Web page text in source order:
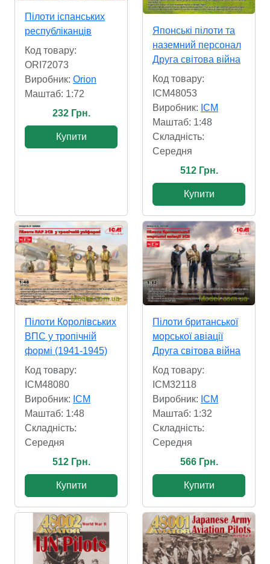
Пілоти іспанських
республіканців
Код товару:
ORI72073
Виробник: Orion
Маштаб: 1:72
232 Грн.
Купити
Японські пілоти та
наземний персонал
Друга світова війна
Код товару:
ICM48053
Виробник: ICM
Маштаб: 1:48
Складність:
Cередня
512 Грн.
Купити
Пілоти Королівських
ВПС у тропічній
формі (1941-1945)
Код товару:
ICM48080
Виробник: ICM
Маштаб: 1:48
Складність:
Cередня
512 Грн.
Купити
Пілоти британської
морської авіації
Друга світова війна
Код товару:
ICM32118
Виробник: ICM
Маштаб: 1:32
Складність:
Cередня
566 Грн.
Купити